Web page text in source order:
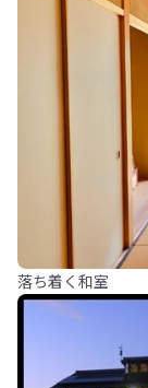
落ち着く和室